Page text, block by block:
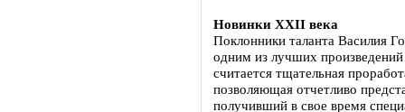
Новинки XXII века
Поклонники таланта Василия
одним из лучших
считается тщательная
позволяющая отчетливо
получивший в свое время